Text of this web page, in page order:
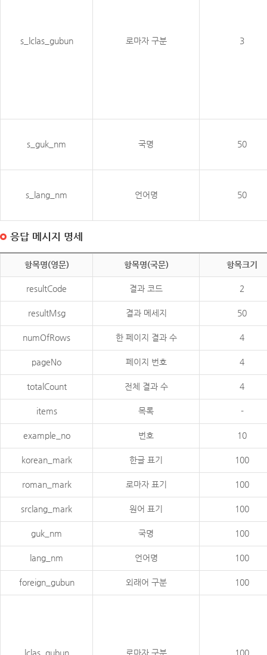
s_lclas_gubun 로마자 구분 3
s_guk_nm 국명 50
s_lang_nm 언어명 50
응답 메시지 명세
항목명(영문) 항목명(국문) 항목크기
resultCode 결과 코드 2
resultMsg 결과 메세지 50
numOfRows 한 페이지 결과 수 4
pageNo 페이지 번호 4
totalCount 전체 결과 수 4
items 목록 -
example_no 번호 10
korean_mark 한글 표기 100
roman_mark 로마자 표기 100
srclang_mark 원어 표기 100
guk_nm 국명 100
lang_nm 언어명 100
foreign_gubun 외래어 구분 100
lclas_gubun 로마자 구분 100